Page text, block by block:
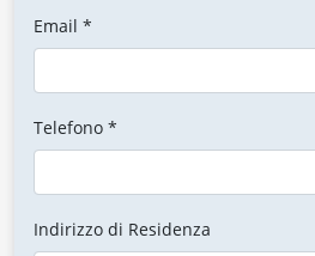
Email *
Telefono *
Indirizzo di Residenza